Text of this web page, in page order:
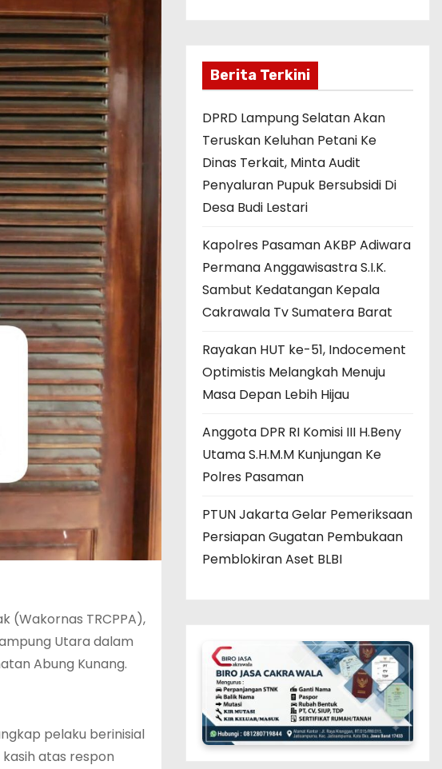
(Wakornas TRCPPA),
Utara dalam
Abung Kunang.
pelaku berinisial
atas respon
Berita Terkini
DPRD Lampung Selatan Akan
Teruskan Keluhan Petani Ke
Dinas Terkait, Minta Audit
Penyaluran Pupuk Bersubsidi Di
Desa Budi Lestari
Kapolres Pasaman AKBP Adiwara
Permana Anggawisastra S.I.K.
Sambut Kedatangan Kepala
Cakrawala Tv Sumatera Barat
Rayakan HUT ke-51, Indocement
Optimistis Melangkah Menuju
Masa Depan Lebih Hijau
Anggota DPR RI Komisi III H.Beny
Utama S.H.M.M Kunjungan Ke
Polres Pasaman
PTUN Jakarta Gelar Pemeriksaan
Persiapan Gugatan Pembukaan
Pemblokiran Aset BLBI